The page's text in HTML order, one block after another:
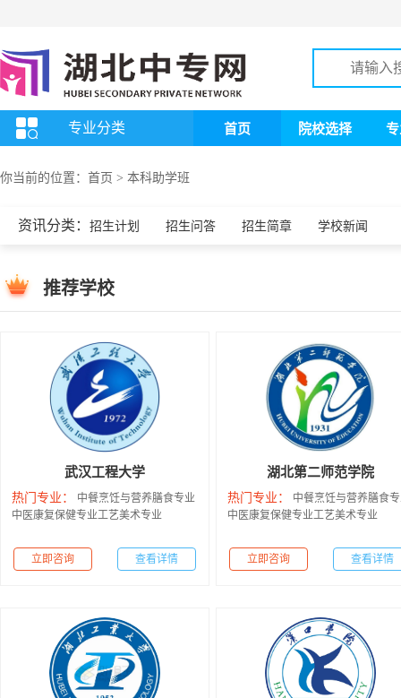
专业分类 首页 院校选择
你当前的位置： 首页 > 本科助学班
资讯分类： 招生计划 招生问答 招生简章 学校新闻
推荐学校
武汉工程大学
热门专业：
中餐烹饪与营养膳食专业
中医康复保健专业工艺美术专业
立即咨询 查看详情
湖北第二师范学院
热门专业：
中餐烹饪与营养膳食
中医康复保健专业工艺美术专业
立即咨询 查看详情